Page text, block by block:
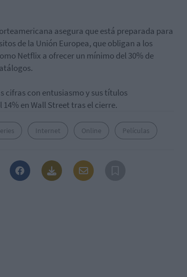
asegura que está preparada para
de la Unión Europea, que obligan a los
Netflix a ofrecer un mínimo del 30% de
cifras con entusiasmo y sus títulos
en Wall Street tras el cierre.
Internet Online Películas